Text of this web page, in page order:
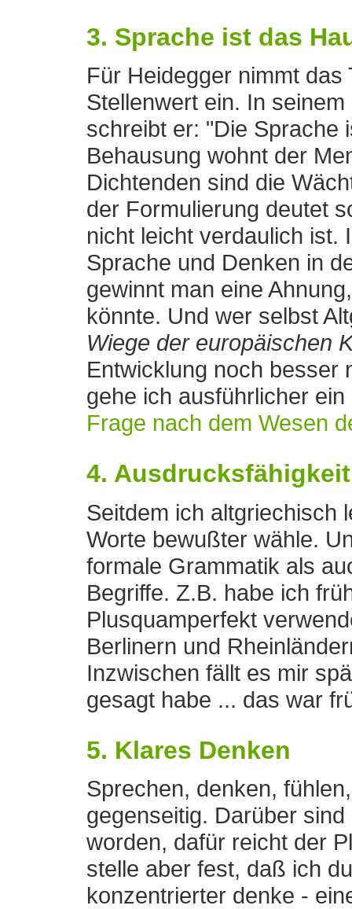
3. Sprache ist das
Für Heidegger nimmt
Stellenwert ein. In seinem
schreibt er: "Die Sprache
Behausung wohnt der
Dichtenden sind die
der Formulierung deutet
nicht leicht verdaulich ist.
Sprache und Denken in
gewinnt man eine
könnte. Und wer selbst
Wiege der europäischen
Entwicklung noch besser
gehe ich ausführlicher
Frage nach dem Wesen
4.
Seitdem ich altgriechisch
Worte bewußter wähle.
formale Grammatik als
Begriffe. Z.B. habe ich
Plusquamperfekt
Berlinern und
Inzwischen fällt es mir
gesagt habe ... das war
5. Klares Denken
Sprechen, denken,
gegenseitig. Darüber
worden, dafür reicht der
stelle aber fest, daß ich
konzentrierter denke -